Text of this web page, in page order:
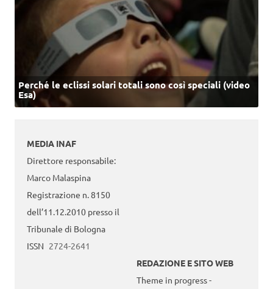
Perché le eclissi solari totali sono così speciali (video
Esa)
MEDIA INAF
Direttore responsabile:
Marco Malaspina
Registrazione n. 8150
dell’11.12.2010 presso il
Tribunale di Bologna
ISSN 2724-2641
REDAZIONE E SITO WEB
Theme in progress -